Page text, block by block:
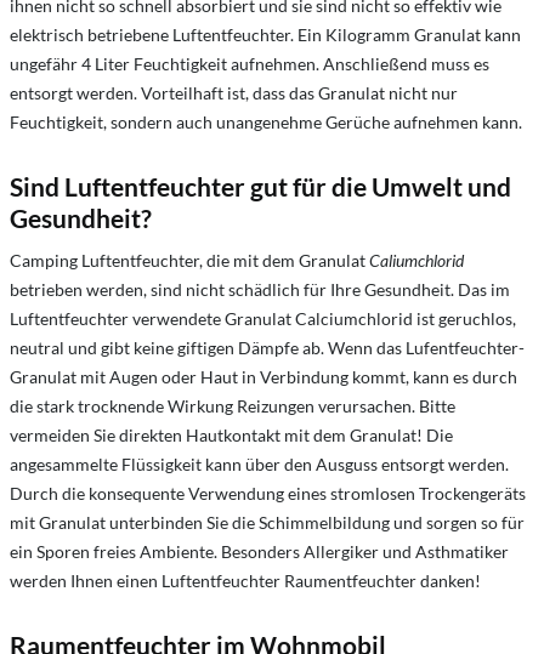
ihnen nicht so schnell absorbiert und sie sind nicht so effektiv wie
elektrisch betriebene Luftentfeuchter. Ein Kilogramm Granulat kann
ungefähr 4 Liter Feuchtigkeit aufnehmen. Anschließend muss es
entsorgt werden. Vorteilhaft ist, dass das Granulat nicht nur
Feuchtigkeit, sondern auch unangenehme Gerüche aufnehmen kann.
Sind Luftentfeuchter gut für die Umwelt und
Gesundheit?
Camping Luftentfeuchter, die mit dem GranulatCaliumchlorid
betrieben werden, sind nicht schädlich für Ihre Gesundheit. Das im
Luftentfeuchter verwendete Granulat Calciumchlorid ist geruchlos,
neutral und gibt keine giftigen Dämpfe ab. Wenn das Lufentfeuchter-
Granulat mit Augen oder Haut in Verbindung kommt, kann es durch
die stark trocknende Wirkung Reizungen verursachen. Bitte
vermeiden Sie direkten Hautkontakt mit dem Granulat! Die
angesammelte Flüssigkeit kann über den Ausguss entsorgt werden.
Durch die konsequente Verwendung eines stromlosen Trockengeräts
mit Granulat unterbinden Sie die Schimmelbildung und sorgen so für
ein Sporen freies Ambiente. Besonders Allergiker und Asthmatiker
werden Ihnen einen Luftentfeuchter Raumentfeuchter danken!
Raumentfeuchter im Wohnmobil